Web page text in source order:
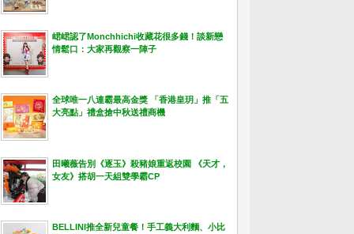
峮峮認了Monchhichi收藏花很多錢！談新戀
情鬆口：大家再觀察一陣子
全球唯一八連霸最高金獎 「香港皇玥」推「五
大亮點」禮盒搶中秋送禮商機
田曦薇告別《逐玉》殺豬娘重返校園 《天才，
女友》搭胡一天組雙學霸CP
BELLINI推全新兒童餐！手工義大利麵、小比